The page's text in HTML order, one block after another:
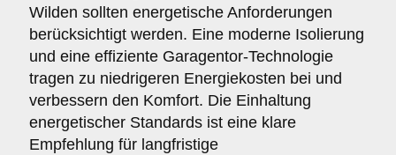
Wilden sollten energetische Anforderungen
berücksichtigt werden. Eine moderne Isolierung
und eine effiziente Garagentor-Technologie
tragen zu niedrigeren Energiekosten bei und
verbessern den Komfort. Die Einhaltung
energetischer Standards ist eine klare
Empfehlung für langfristige